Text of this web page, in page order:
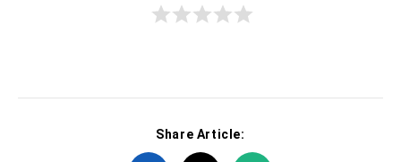
Share Article: